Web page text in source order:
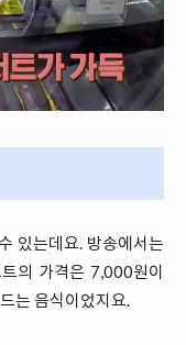
있는데요. 방송에서는
의 가격은 7,000원이
는 음식이었지요.